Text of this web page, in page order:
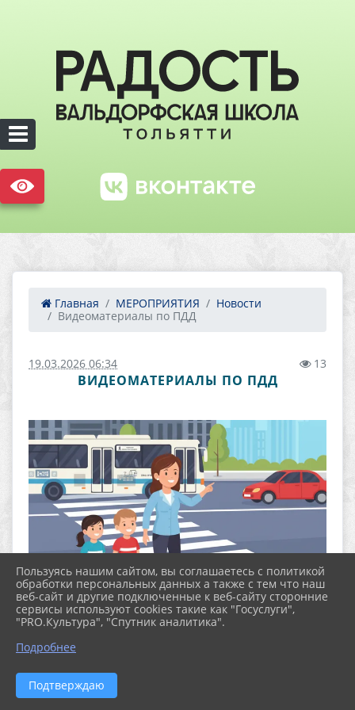
Главная МЕРОПРИЯТИЯ
Новости
Видеоматериалы по ПДД
19.03.2026 06:34 13
ВИДЕОМАТЕРИАЛЫ ПО ПДД
Уважаемые родители и обучающиеся!
актуальностью проблем дорожной безопасности и
значительным числом дорожно-транспортных
Пользуясь нашим сайтом, вы соглашаетесь с политикой
обработки персональных данных а также с тем что наш
веб-сайт и другие подключенные к веб-сайту сторонние
сервисы используют cookies такие как "Госуслуги",
"PRO.Культура", "Спутник аналитика".
Подробнее
Подтверждаю